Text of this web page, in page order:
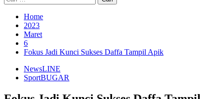
untuk:
Home
2023
Maret
6
Fokus Jadi Kunci Sukses Daffa Tampil Apik
NewsLINE
SportBUGAR